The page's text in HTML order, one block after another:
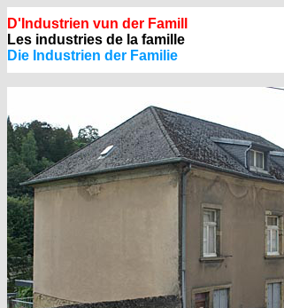
D'Industrien vun der Famill
Les industries de la famille
Die Industrien der Familie